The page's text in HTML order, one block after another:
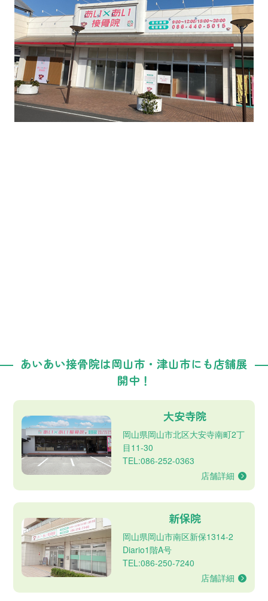
あいあい接骨院は岡山市・津山市にも店舗展
開中！
大安寺院
岡山県岡山市北区大安寺南町2丁
目11-30
TEL:086-252-0363
店舗詳細
新保院
岡山県岡山市南区新保1314-2
Diario1階A号
TEL:086-250-7240
店舗詳細